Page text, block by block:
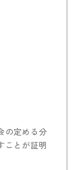
の定める分
ことが証明